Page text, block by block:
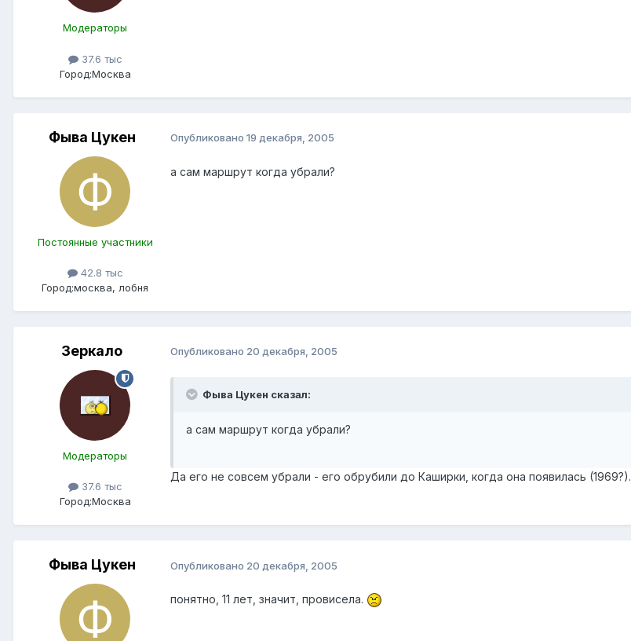
Модераторы
37.6 тыс
Город:Москва
Фыва Цукен
Постоянные участники
42.8 тыс
Город:москва, лобня
Опубликовано 19 декабря, 2005
а сам маршрут когда убрали?
Зеркало
Модераторы
37.6 тыс
Город:Москва
Опубликовано 20 декабря, 2005
Фыва Цукен сказал:
а сам маршрут когда убрали?
Да его не совсем убрали - его обрубили до Каширки, когда она появилась (1969?).
Фыва Цукен Опубликовано 20 декабря, 2005
понятно, 11 лет, значит, провисела.